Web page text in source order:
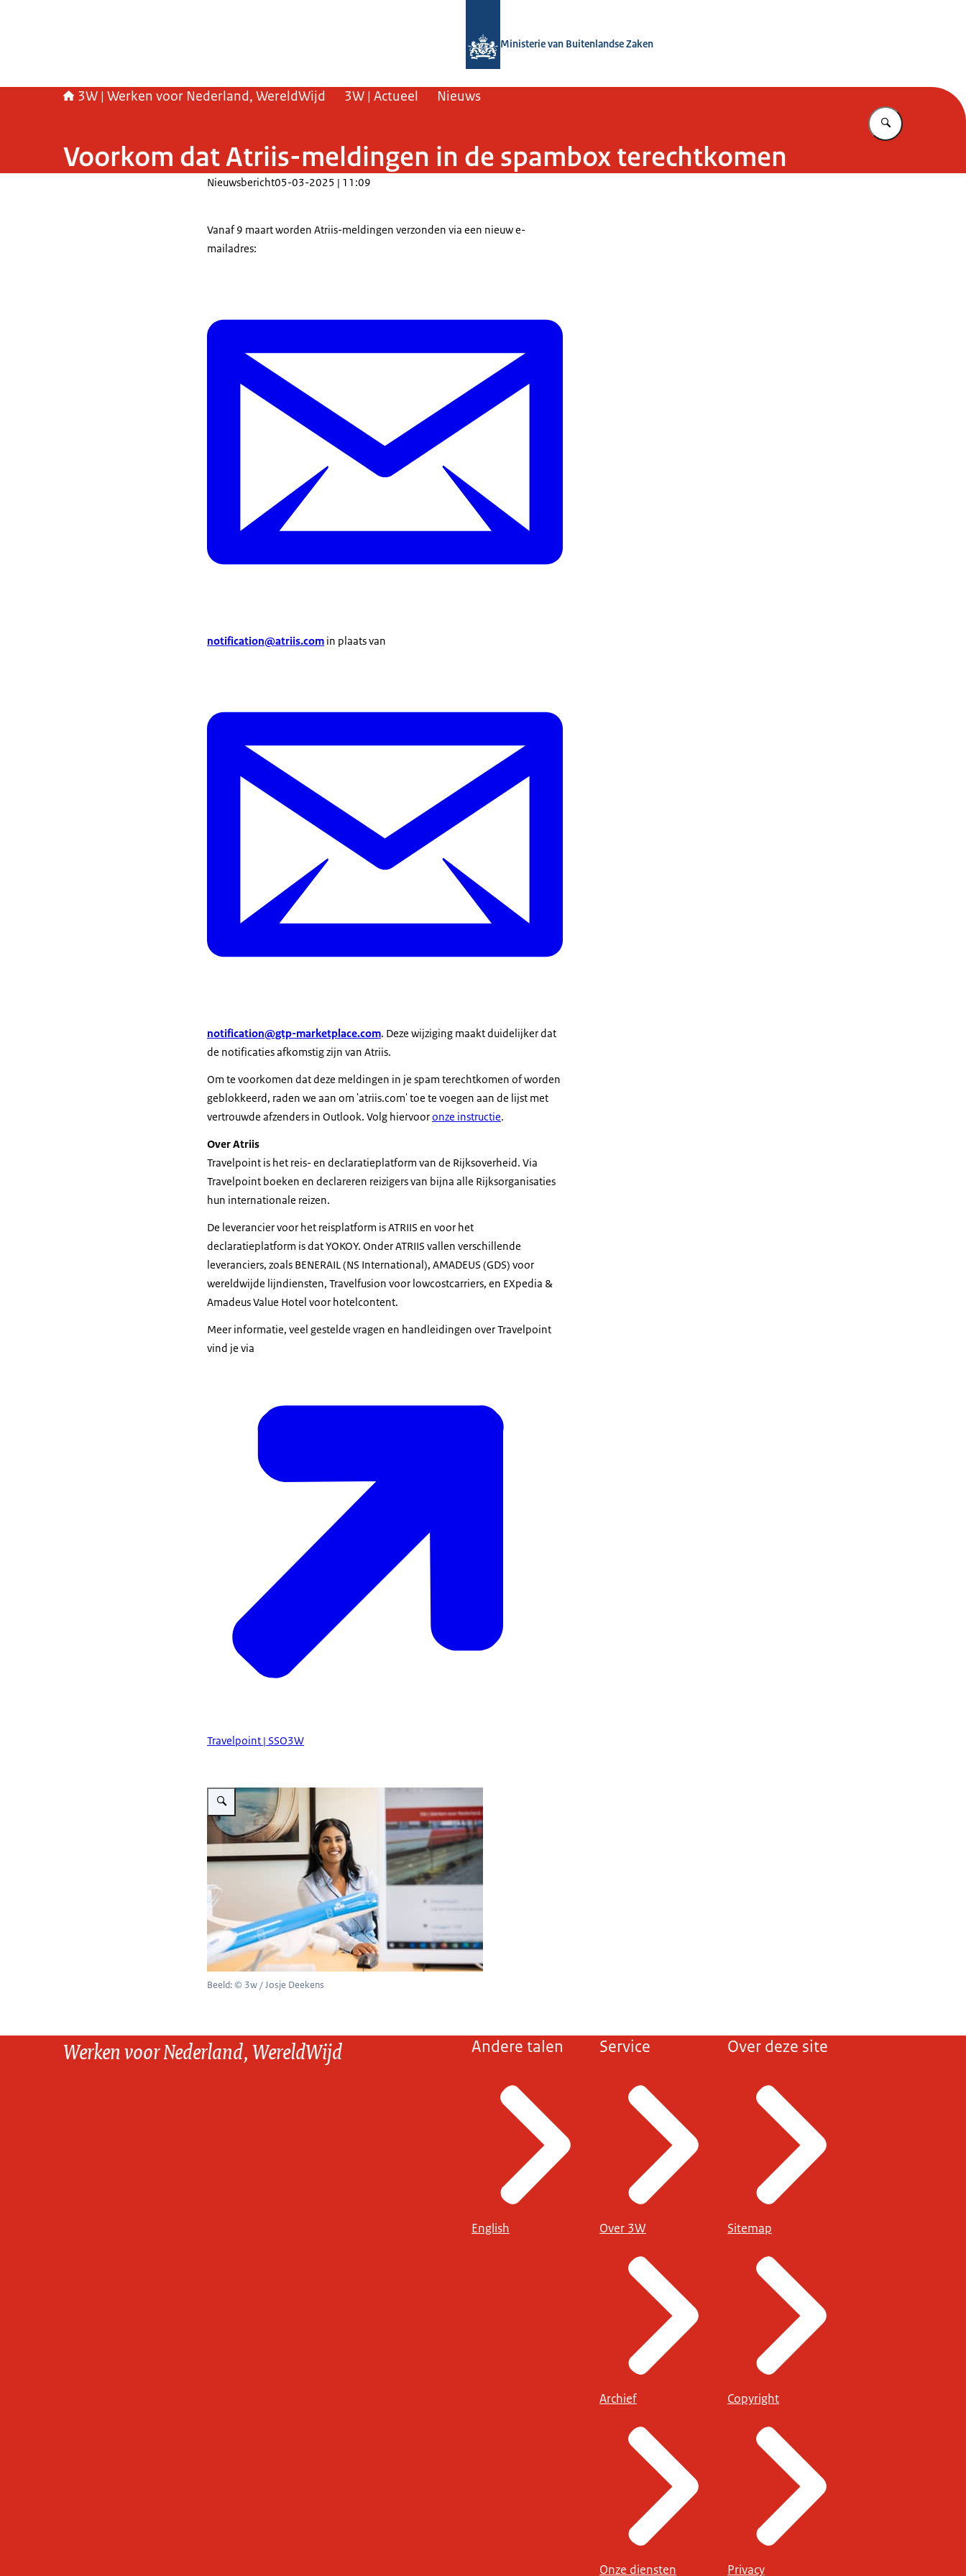
Ministerie van Buitenlandse Zaken
3W | Werken voor Nederland, WereldWijd 3W | Actueel Nieuws
Vul in wat u
Voorkom dat Atriis-meldingen in de spambox terechtkomen
Nieuwsbericht05-03-2025 | 11:09
Vanaf 9 maart worden Atriis-meldingen verzonden via een nieuw e-
mailadres:
notification@atriis.com in plaats van
notification@gtp-marketplace.com. Deze wijziging maakt duidelijker dat
de notificaties afkomstig zijn van Atriis.
Om te voorkomen dat deze meldingen in je spam terechtkomen of worden
geblokkeerd, raden we aan om 'atriis.com' toe te voegen aan de lijst met
vertrouwde afzenders in Outlook. Volg hiervooronze instructie.
Over Atriis
Travelpoint is het reis- en declaratieplatform van de Rijksoverheid. Via
Travelpoint boeken en declareren reizigers van bijna alle Rijksorganisaties
hun internationale reizen.
De leverancier voor het reisplatform is ATRIIS en voor het
declaratieplatform is dat YOKOY. Onder ATRIIS vallen verschillende
leveranciers, zoals BENERAIL (NS International), AMADEUS (GDS) voor
wereldwijde lijndiensten, Travelfusion voor lowcostcarriers, en EXpedia &
Amadeus Value Hotel voor hotelcontent.
Meer informatie, veel gestelde vragen en handleidingen over Travelpoint
vind je via
Travelpoint | SSO3W
Vergroot afbeelding Travelpoint-shivani 7116
Beeld: © 3w / Josje Deekens
Werken voor Nederland, WereldWijd Andere talen
English
Service
Over 3W
Archief
Onze diensten
Over deze site
Sitemap
Copyright
Privacy